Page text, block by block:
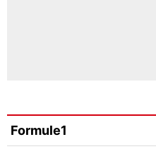
Formule1